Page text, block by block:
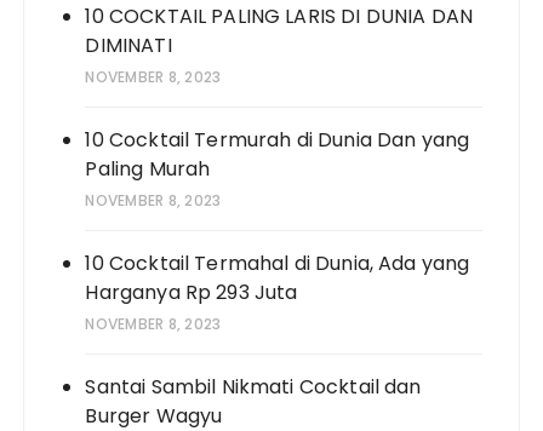
10 COCKTAIL PALING LARIS DI DUNIA DAN
DIMINATI
NOVEMBER 8, 2023
10 Cocktail Termurah di Dunia Dan yang
Paling Murah
NOVEMBER 8, 2023
10 Cocktail Termahal di Dunia, Ada yang
Harganya Rp 293 Juta
NOVEMBER 8, 2023
Santai Sambil Nikmati Cocktail dan
Burger Wagyu